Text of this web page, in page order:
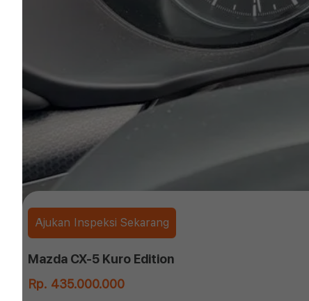
Ajukan Inspeksi Sekarang
Mazda CX-5 Kuro Edition
Rp. 435.000.000